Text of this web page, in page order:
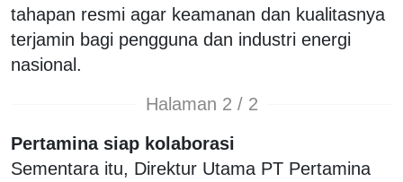
tahapan resmi agar keamanan dan kualitasnya
terjamin bagi pengguna dan industri energi
nasional.
Halaman 2 / 2
Pertamina siap kolaborasi
Sementara itu, Direktur Utama PT Pertamina